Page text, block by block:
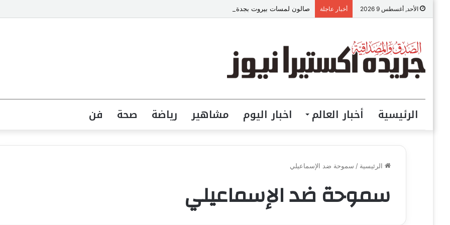
الأحد, أغسطس 9 2026 أخبار عاجلة صالون لمسات بيروت بجدة.. خدمات متنوعة للعناية بالشعر والبشرة وإطلالة المرأة
الرئيسية أخبار العالم اخبار اليوم مشاهير رياضة صحة فن
الرئيسية / سموحة ضد الإسماعيلي
سموحة ضد الإسماعيلي